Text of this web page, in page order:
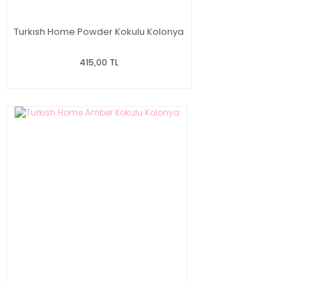
Turkısh Home Powder Kokulu Kolonya
415,00 TL